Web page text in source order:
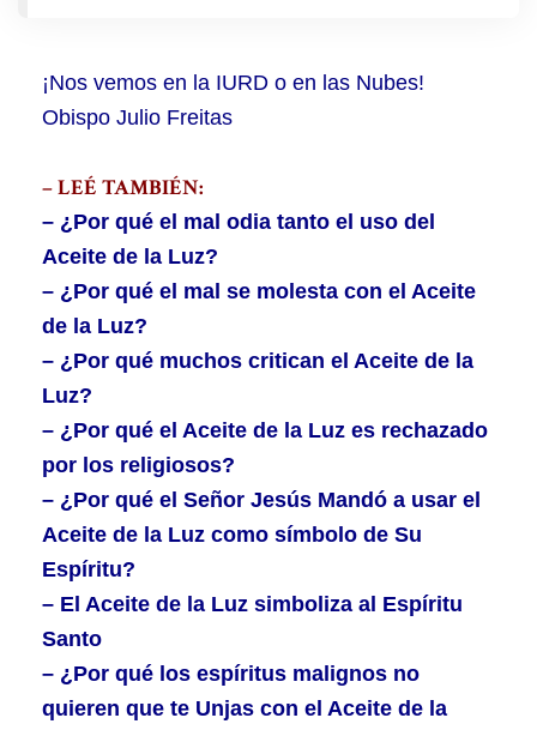
¡Nos vemos en la IURD o en las Nubes!
Obispo Julio Freitas
– LEÉ TAMBIÉN:
– ¿Por qué el mal odia tanto el uso del
Aceite de la Luz?
– ¿Por qué el mal se molesta con el Aceite
de la Luz?
– ¿Por qué muchos critican el Aceite de la
Luz?
– ¿Por qué el Aceite de la Luz es rechazado
por los religiosos?
– ¿Por qué el Señor Jesús Mandó a usar el
Aceite de la Luz como símbolo de Su
Espíritu?
– El Aceite de la Luz simboliza al Espíritu
Santo
– ¿Por qué los espíritus malignos no
quieren que te Unjas con el Aceite de la